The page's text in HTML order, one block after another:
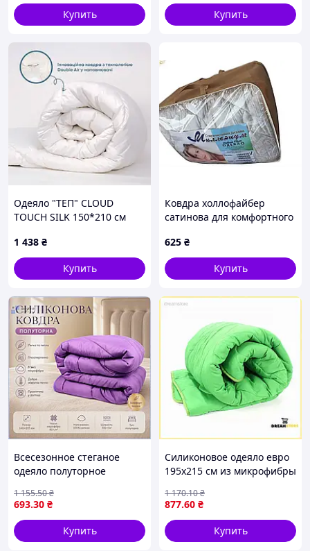
Купить
сна
Купить
Одеяло "ТЕП" CLOUD
TOUCH SILK 150*210 см
colandered)
1 438 ₴
Купить
Ковдра холлофайбер
сатинова для комфортного
зберігає тепло
625 ₴
Купить
Всесезонное стеганое
одеяло полуторное
легкая модель для
комфортного сна дома
МШоп1
693.30 ₴
1 155.50₴
Купить
Силиконовое одеяло евро
195х215 см из микрофибры
гипоаллергенное изделие
для сна стор1
877.60 ₴
1 170.10₴
Купить